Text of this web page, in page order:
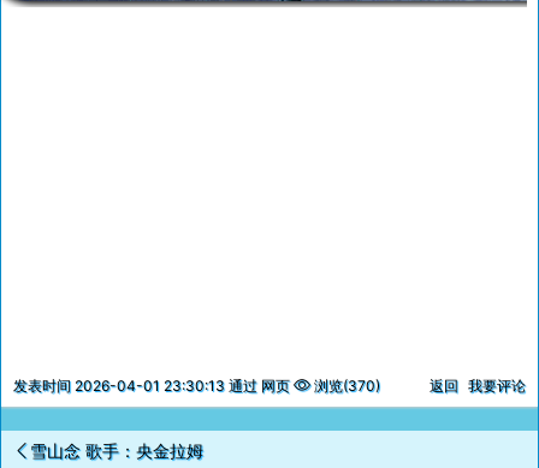
发表时间 2026-04-01 23:30:13 通过 网页 浏览(370) 返回 我要评论
雪山念 歌手：央金拉姆